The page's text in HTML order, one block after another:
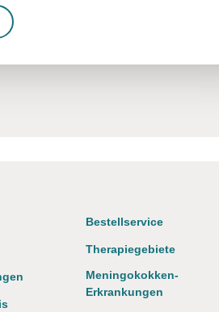
Bestellservice
Therapiegebiete
Meningokokken-
Erkrankungen
eines Website-Besuchs zu
gewährleisten. Darüber hinaus
Anfrage nach Diensten